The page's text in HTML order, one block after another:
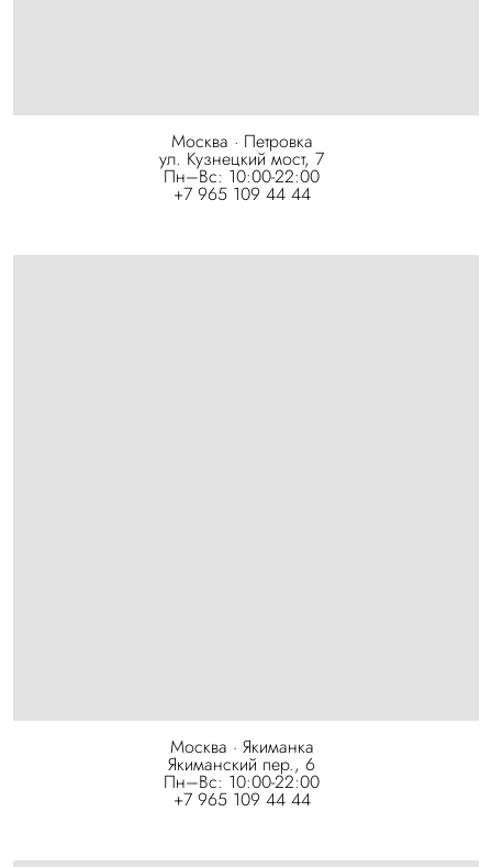
Москва · Петровка
ул. Кузнецкий мост, 7
Пн–Вс: 10:00-22:00
+7 965 109 44 44
Москва · Якиманка
Якиманский пер., 6
Пн–Вс: 10:00-22:00
+7 965 109 44 44